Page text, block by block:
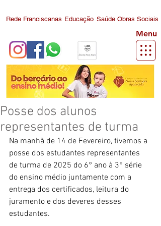
Rede Franciscanas Educação Saúde Obras Sociais
Menu
Posse dos alunos
representantes de turma
Na manhã de 14 de Fevereiro, tivemos a
posse dos estudantes representantes
de turma de 2025 do 6° ano à 3° série
do ensino médio juntamente com a
entrega dos certificados, leitura do
juramento e dos deveres desses
estudantes.